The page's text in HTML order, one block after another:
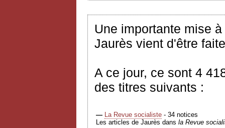
Une importante mise
Jaurès vient d'être
A ce jour, ce sont 4
des titres suivants :
— La Revue socialiste - 34 notices
Les articles de Jaurès dans la Revue